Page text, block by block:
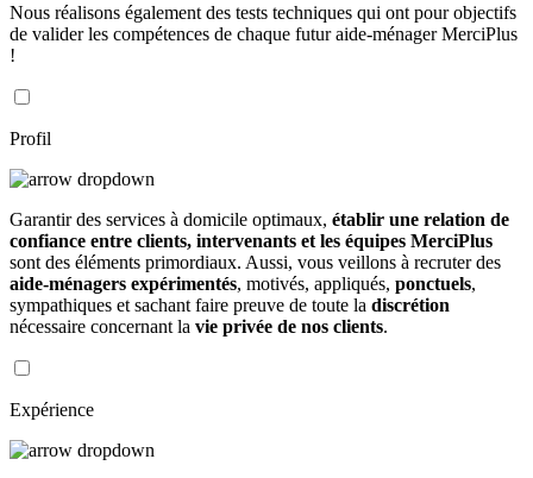
Nous réalisons également des tests techniques qui ont pour objectifs
de valider les compétences de chaque futur aide-ménager MerciPlus
!
Profil
Garantir des services à domicile optimaux, établir une relation de
confiance entre clients, intervenants et les équipes MerciPlus
sont des éléments primordiaux. Aussi, vous veillons à recruter des
aide-ménagers expérimentés, motivés, appliqués, ponctuels,
sympathiques et sachant faire preuve de toute la discrétion
nécessaire concernant la vie privée de nos clients.
Expérience